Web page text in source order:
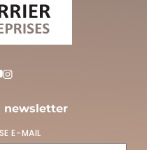
newsletter
E-MAIL